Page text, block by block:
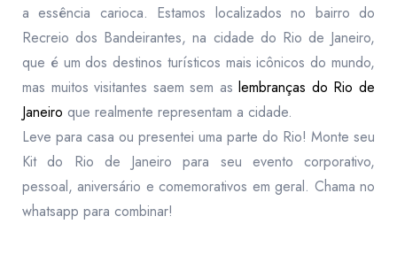
a essência carioca. Estamos localizados no bairro do
Recreio dos Bandeirantes, na cidade do Rio de Janeiro,
que é um dos destinos turísticos mais icônicos do mundo,
mas muitos visitantes saem sem aslembranças do Rio de
Janeiro que realmente representam a cidade.
Leve para casa ou presentei uma parte do Rio! Monte seu
Kit do Rio de Janeiro para seu evento corporativo,
pessoal, aniversário e comemorativos em geral. Chama no
whatsapp para combinar!